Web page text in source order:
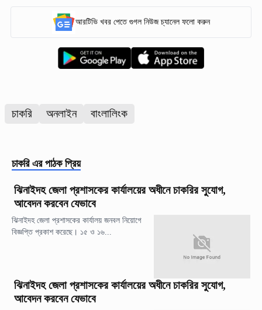
আরটিভি খবর পেতে গুগল নিউজ চ্যানেল ফলো করুন
চাকরি অনলাইন বাংলালিংক
চাকরি এর পাঠক প্রিয়
ঝিনাইদহ জেলা প্রশাসকের কার্যালয়ের অধীনে চাকরির সুযোগ,
আবেদন করবেন যেভাবে
ঝিনাইদহ জেলা প্রশাসকের কার্যালয় জনবল নিয়োগে
বিজ্ঞপ্তি প্রকাশ করেছে। ১৫ ও ১৬...
ঝিনাইদহ জেলা প্রশাসকের কার্যালয়ের অধীনে চাকরির সুযোগ,
আবেদন করবেন যেভাবে